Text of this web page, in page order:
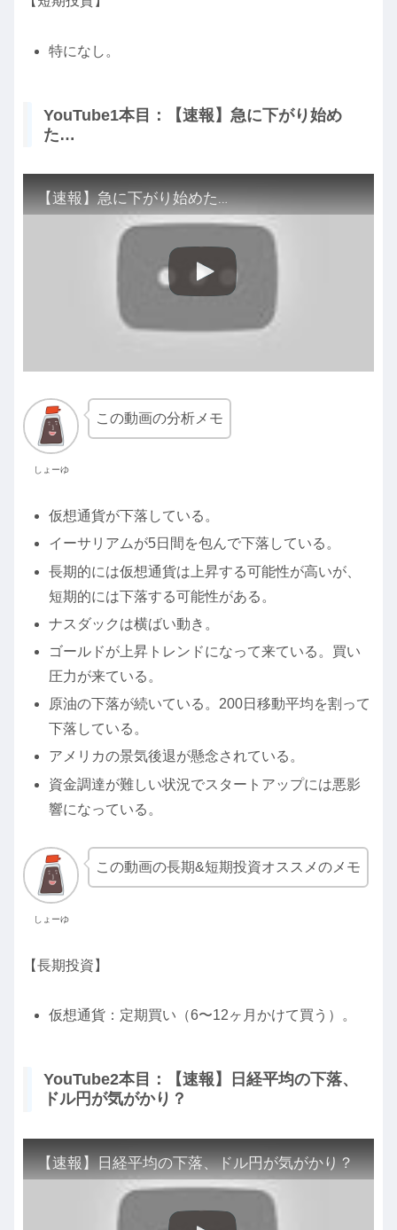
特になし。
YouTube1本目：【速報】急に下がり始め
た…
【速報】急に下がり始めた…
しょーゆ
この動画の分析メモ
仮想通貨が下落している。
イーサリアムが5日間を包んで下落している。
長期的には仮想通貨は上昇する可能性が高いが、
短期的には下落する可能性がある。
ナスダックは横ばい動き。
ゴールドが上昇トレンドになって来ている。買い
圧力が来ている。
原油の下落が続いている。200日移動平均を割って
下落している。
アメリカの景気後退が懸念されている。
資金調達が難しい状況でスタートアップには悪影
響になっている。
しょーゆ
この動画の長期&短期投資オススメのメモ
【長期投資】
仮想通貨：定期買い（6〜12ヶ月かけて買う）。
YouTube2本目：【速報】日経平均の下落、
ドル円が気がかり？
【速報】日経平均の下落、ドル円が気がかり？